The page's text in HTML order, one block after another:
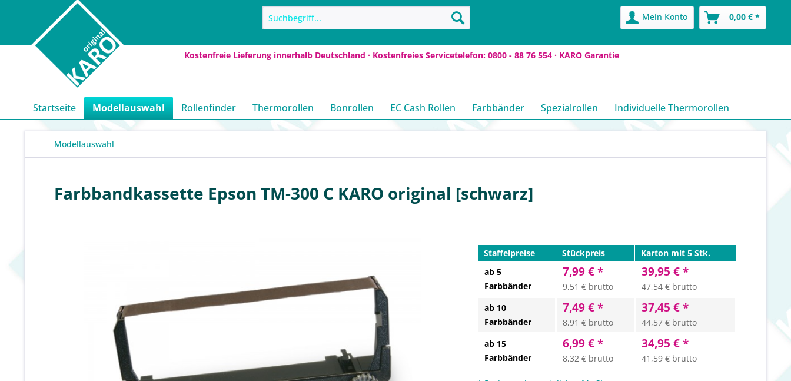
Kostenfreie Lieferung innerhalb Deutschland · Kostenfreies Servicetelefon: 0800 - 88 76 554 · KARO Garantie
Mein Konto 0,00 € *
Startseite Modellauswahl Rollenfinder Thermorollen Bonrollen EC Cash Rollen Farbbänder Spezialrollen Individuelle Thermorollen
Modellauswahl
Farbbandkassette Epson TM-300 C KARO original [schwarz]
Staffelpreise Stückpreis
Karton mit 5 Stk.
ab 5
Farbbänder
7,99 € *
9,51 € brutto
39,95 € *
47,54 € brutto
ab 10
Farbbänder
7,49 € *
8,91 € brutto
37,45 € *
44,57 € brutto
ab 15
Farbbänder
6,99 € *
8,32 € brutto
34,95 € *
41,59 € brutto